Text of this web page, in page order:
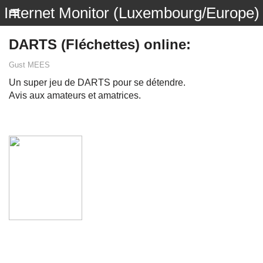
Internet Monitor (Luxembourg/Europe)
DARTS (Fléchettes) online:
Gust MEES
Un super jeu de DARTS pour se détendre.
Avis aux amateurs et amatrices.